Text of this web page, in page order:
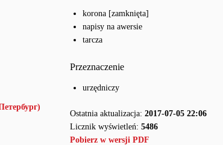
korona [zamknięta]
napisy na awersie
tarcza
Przeznaczenie
urzędniczy
Ostatnia aktualizacja: 2017-07-05 22:06
Licznik wyświetleń: 5486
Pobierz w wersji PDF